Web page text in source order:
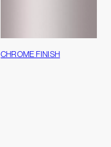
CHROME FINISH